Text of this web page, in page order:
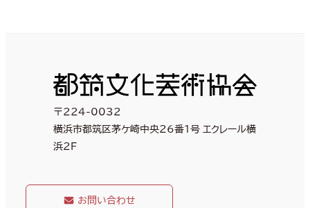
〒224-0032
横浜市都筑区茅ケ崎中央26番1号 エクレール横
浜2F
お問い合わせ